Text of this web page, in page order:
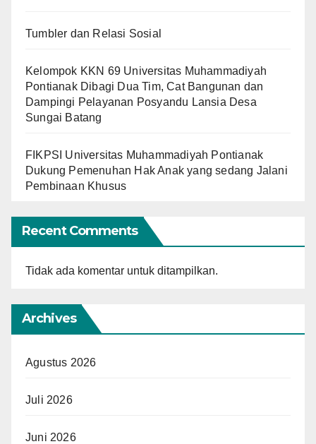
Tumbler dan Relasi Sosial
Kelompok KKN 69 Universitas Muhammadiyah
Pontianak Dibagi Dua Tim, Cat Bangunan dan
Dampingi Pelayanan Posyandu Lansia Desa
Sungai Batang
FIKPSI Universitas Muhammadiyah Pontianak
Dukung Pemenuhan Hak Anak yang sedang Jalani
Pembinaan Khusus
Recent Comments
Tidak ada komentar untuk ditampilkan.
Archives
Agustus 2026
Juli 2026
Juni 2026